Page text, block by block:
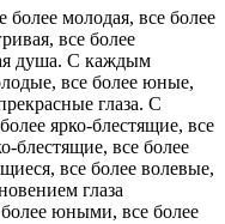
молодая, все более
все более
душа. С каждым
все более юные,
глаза. С
ярко-блестящие, все
блестящие, все более
все более волевые,
глаза
юными, все более